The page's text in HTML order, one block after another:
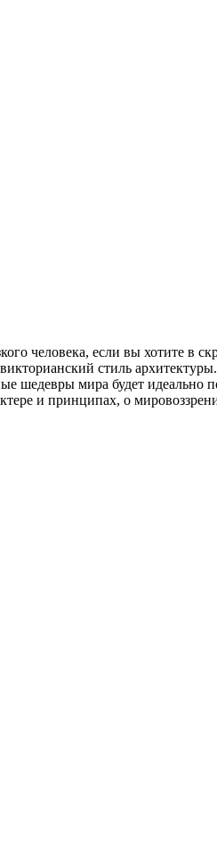
человека, если вы хотите в
стиль
шедевры мира будет идеально
и принципах, о